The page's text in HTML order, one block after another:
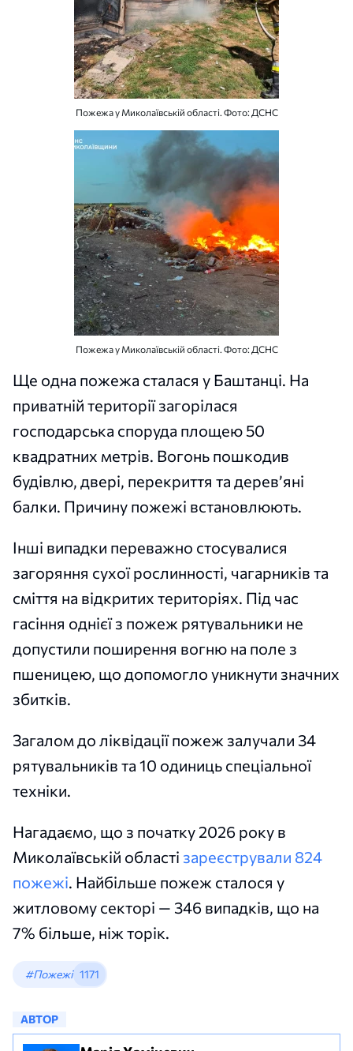
Пожежа у Миколаївській області. Фото: ДСНС
Пожежа у Миколаївській області. Фото: ДСНС
Ще одна пожежа сталася у Баштанці. На
приватній території загорілася
господарська споруда площею 50
квадратних метрів. Вогонь пошкодив
будівлю, двері, перекриття та дерев’яні
балки. Причину пожежі встановлюють.
Інші випадки переважно стосувалися
загоряння сухої рослинності, чагарників та
сміття на відкритих територіях. Під час
гасіння однієї з пожеж рятувальники не
допустили поширення вогню на поле з
пшеницею, що допомогло уникнути значних
збитків.
Загалом до ліквідації пожеж залучали 34
рятувальників та 10 одиниць спеціальної
техніки.
Нагадаємо, що з початку 2026 року в
Миколаївській області зареєстрували 824
пожежі. Найбільше пожеж сталося у
житловому секторі — 346 випадків, що на
7% більше, ніж торік.
#Пожежі 1171
АВТОР